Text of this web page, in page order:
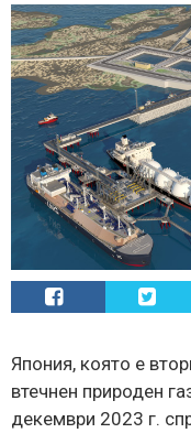
Япония, която е
втечнен природен
декември 2023 г.